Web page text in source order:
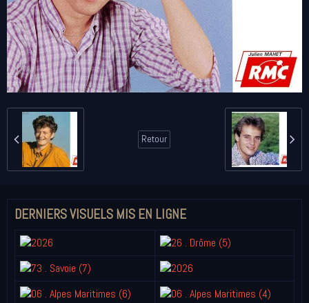
Retour
DERNIERS VISUELS MIS EN LIGNE